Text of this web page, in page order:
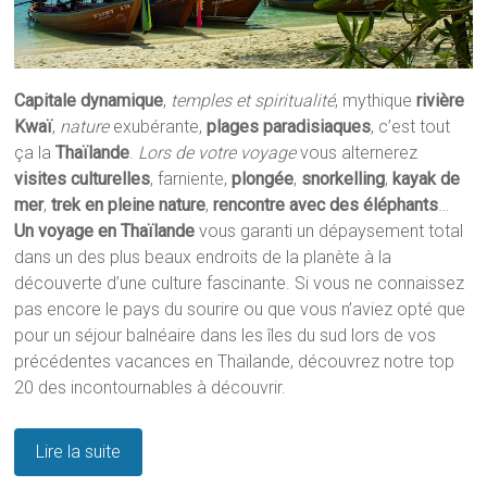
Capitale dynamique, temples et spiritualité, mythiquerivière
Kwaï, natureexubérante,plages paradisiaques, c’est tout
ça laThaïlande Lors de votre voyagevous alternerez
visites culturelles, farniente,plongée, snorkelling, kayak de
mer,trek en pleine nature,rencontre avec des éléphants
Un voyage en Thaïlande vous garanti un dépaysement total
dans un des plus beaux endroits de la planète à la
découverte d’une culture fascinante. Si vous ne connaissez
pas encore le pays du sourire ou que vous n’aviez opté que
pour un séjour balnéaire dans les îles du sud lors de vos
précédentes vacances en Thaïlande, découvrez notre top
20 des incontournables à découvrir.
Lire la suite